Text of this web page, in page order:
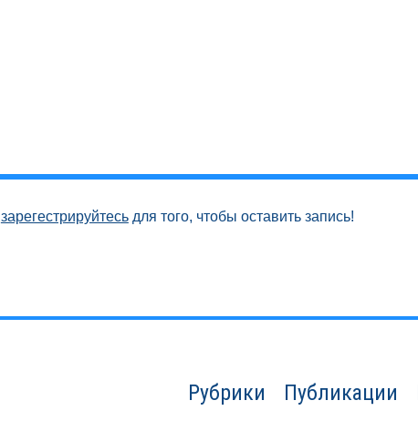
зарегестрируйтесьдля того, чтобы оставить запись!
Рубрики Публикации